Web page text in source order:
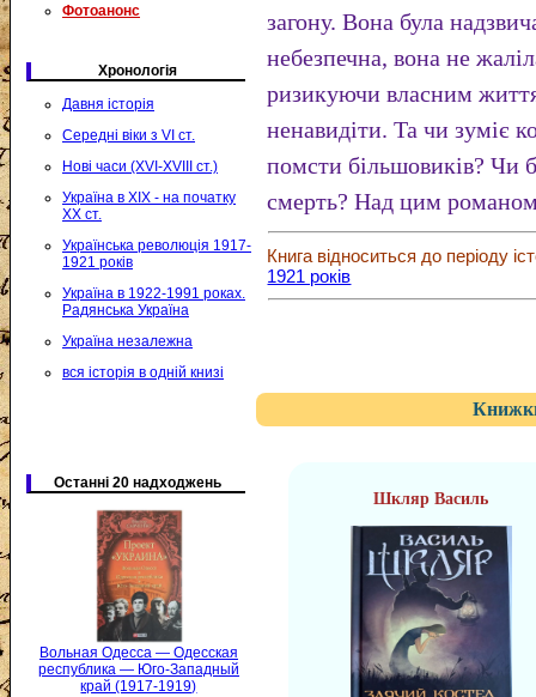
Фотоанонс
Хронологія
Давня історія
Середні віки з VI ст.
Нові часи (XVI-XVIII ст.)
Україна в XIX - на початку
XX ст.
Українська революція 1917-
1921 років
Україна в 1922-1991 роках.
Радянська Україна
Україна незалежна
вся історія в одній книзі
Останні 20 надходжень
Вольная Одесса — Одесская
республика — Юго-Западный
край (1917-1919)
загону. Вона була
небезпечна, вона не
ризикуючи власним
ненавидіти. Та чи зуміє
помсти більшовиків? Чи
смерть? Над цим романом
Книга відноситься до періоду
1921 років
Шкляр Василь